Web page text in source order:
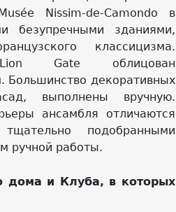
Nissim-de-Camondo в
безупречными зданиями,
классицизма.
Gate облицован
Большинство декоративных
выполнены вручную.
ансамбля отличаются
подобранными
ручной работы.
дома и Клуба, в которых